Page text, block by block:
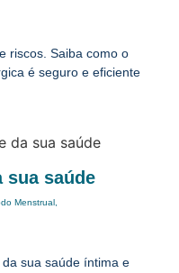
riscos. Saiba como o
é seguro e eficiente
sua saúde
Menstrual,
sua saúde íntima e